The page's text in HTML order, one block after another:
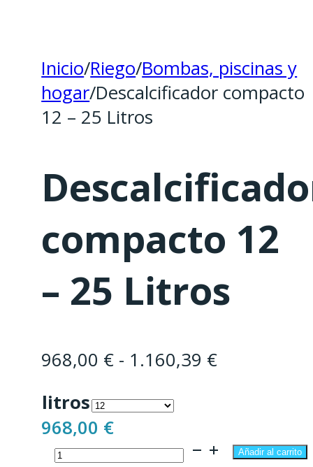
Inicio/Riego/Bombas, piscinas y
hogar/Descalcificador compacto
12 – 25 Litros
compacto 12
– 25 Litros
968,00 € - 1.160,39 €Rango
968,00 €
litros
968,00 €
Descalcificador
Añadir al carrito